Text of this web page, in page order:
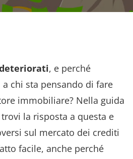
, e perché
chi sta pensando di fare
immobiliare? Nella guida
la risposta a questa e
sul mercato dei crediti
facile, anche perché